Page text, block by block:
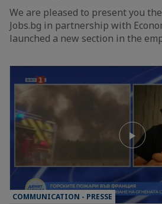
We are pleased to present you
Jobs.bg in partnership with
launched a new section in the
COMMUNICATION - PRESSE